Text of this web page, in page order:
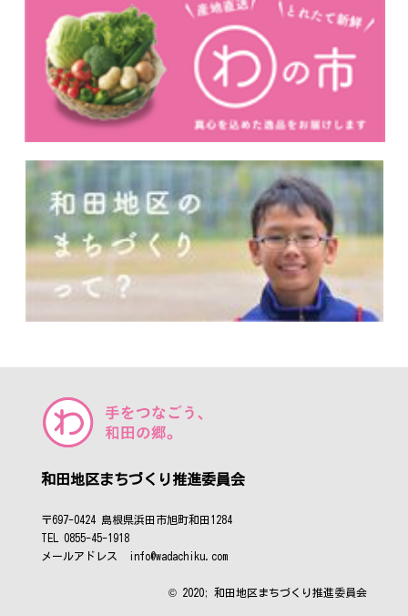
和田地区まちづくり推進委員会
〒697-0424 島根県浜田市旭町和田1284
TEL 0855-45-1918
メールアドレス info@wadachiku.com
© 2020; 和田地区まちづくり推進委員会